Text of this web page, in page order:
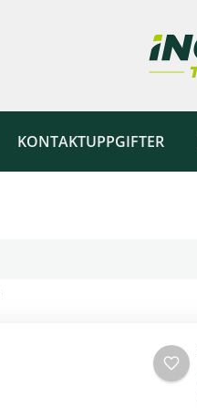
KONTAKTUPPGIFTER